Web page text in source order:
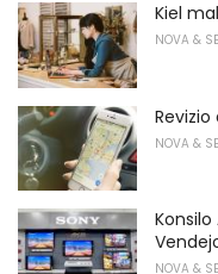
Kiel
NOVA &
NOVA &
Konsilo
NOVA &